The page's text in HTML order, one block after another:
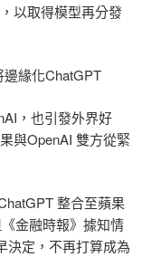
以取得模型再分發
緣化ChatGPT
，也引發外界好
與OpenAI 雙方從緊
整合至蘋果
金融時報》據知情
決定，不再打算成為